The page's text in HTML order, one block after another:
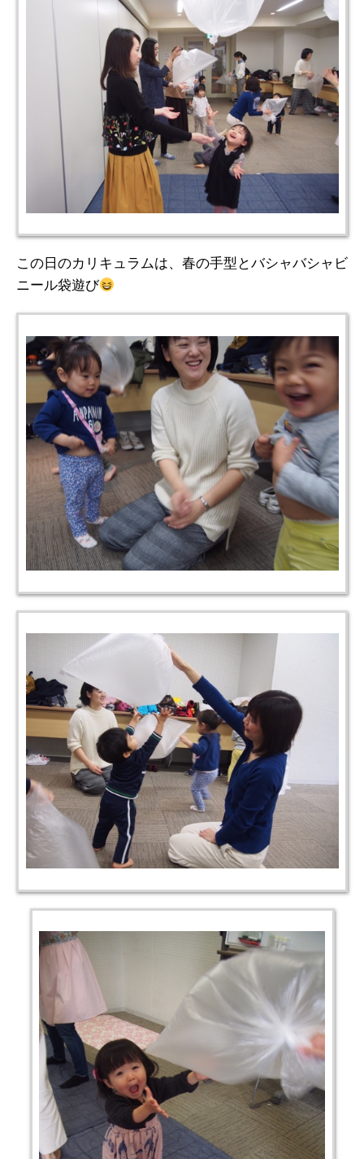
この日のカリキュラムは、春の手型とバシャバシャビ
ニール袋遊び